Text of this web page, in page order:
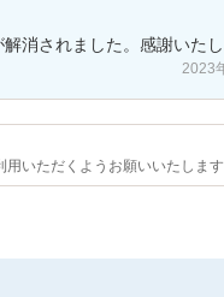
消されました。感謝いたし
2023
いただくようお願いいたします